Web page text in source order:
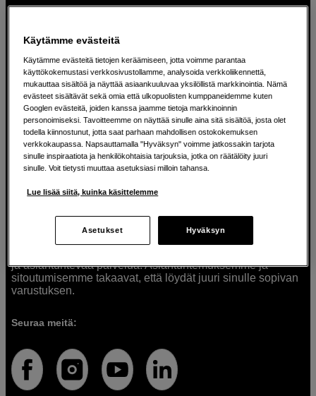
Ratkaisuja luoville ihmisille jo vuodesta
1982
Olemme Scandinavian Photolla jo yli 40 vuoden ajan
auttaneet luovia ihmisiä toteuttamaan visioitaan.
Tarjoamme inspiraatiota, asiantuntemusta ja tuotteita
muun muassa valokuvauksen, äänen, videokuvauksen ja
musiikin ja taiteen harrastajia. Oikeilla työkaluilla ideat
muuttuvat todellisuudeksi. Autamme sinua valitsemaan
ja asiantuntevaa palvelua. Asiantuntemuksemme ja
sitoutumisemme takaavat, että löydät juuri sinulle sopivan
varustuksen.
Seuraa meitä:
Käytämme evästeitä
Käytämme evästeitä tietojen keräämiseen, jotta voimme parantaa
käyttökokemustasi verkkosivustollamme, analysoida verkkoliikennettä,
mukauttaa sisältöä ja näyttää asiaankuuluvaa yksilöllistä markkinointia. Nämä
evästeet sisältävät sekä omia että ulkopuolisten kumppaneidemme kuten
Googlen evästeitä, joiden kanssa jaamme tietoja markkinoinnin
personoimiseksi. Tavoitteemme on näyttää sinulle aina sitä sisältöä, josta olet
todella kiinnostunut, jotta saat parhaan mahdollisen ostokokemuksen
verkkokaupassa. Napsauttamalla "Hyväksyn" voimme jatkossakin tarjota
sinulle inspiraatiota ja henkilökohtaisia tarjouksia, jotka on räätälöity juuri
sinulle. Voit tietysti muuttaa asetuksiasi milloin tahansa.
Lue lisää siitä, kuinka käsittelemme
Asetukset Hyväksyn